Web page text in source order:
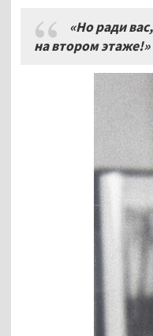
«Но ради
на втором этаже!»